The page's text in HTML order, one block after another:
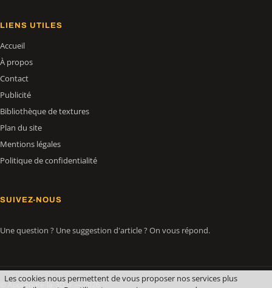
LIENS UTILES
Accueil
À propos
Contact
Publicité
Bibliothèque de textures
Plan du site
Mentions légales
Politique de confidentialité
SUIVEZ-NOUS
Une question ? Une suggestion d'article ? On vous répond.
© Apprendre-la-3D.fr — 2026
Les cookies nous permettent de vous proposer nos services plus